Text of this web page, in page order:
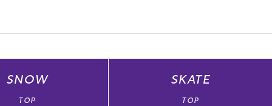
SNOW
TOP
SKATE
TOP